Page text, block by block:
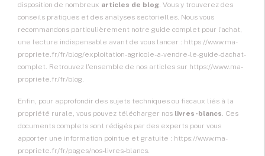
disposition de nombreux articles de blog. Vous y trouverez des
conseils pratiques et des analyses sectorielles. Nous vous
recommandons particulièrement notre guide complet pour l'achat,
une lecture indispensable avant de vous lancer : https://www.ma-
propriete.fr/fr/blog/exploitation-agricole-a-vendre-le-guide-dachat-
complet. Retrouvez l'ensemble de nos articles sur https://www.ma-
propriete.fr/fr/blog.
Enfin, pour approfondir des sujets techniques ou fiscaux liés à la
propriété rurale, vous pouvez télécharger nos livres-blancs. Ces
documents complets sont rédigés par des experts pour vous
apporter une information pointue et gratuite : https://www.ma-
propriete.fr/fr/pages/nos-livres-blancs.